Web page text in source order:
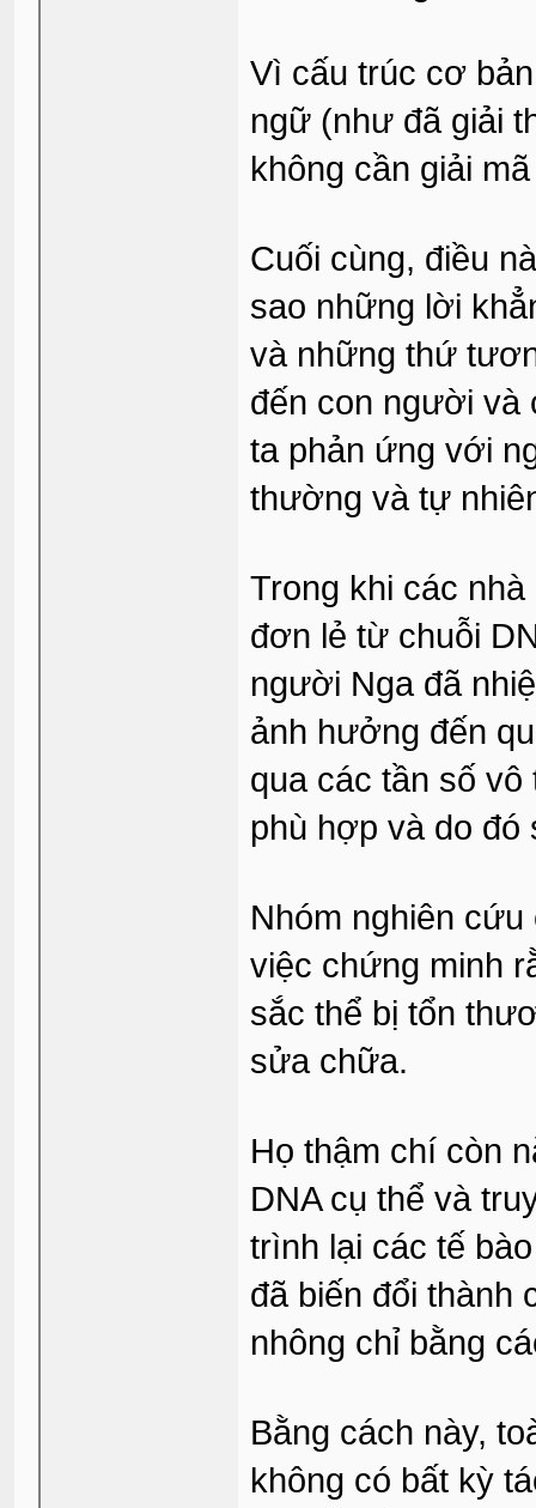
Vì cấu trúc cơ
ngữ (như đã giải
không cần giải
Cuối cùng, điều
sao những lời
và những thứ
đến con người và
ta phản ứng với
thường và tự
Trong khi các
đơn lẻ từ chuỗi
người Nga đã
ảnh hưởng đến
qua các tần số
phù hợp và do đó
Nhóm nghiên
việc chứng minh
sắc thể bị tổn
sửa chữa.
Họ thậm chí còn
DNA cụ thể và
trình lại các tế
đã biến đổi thành
nhông chỉ bằng
Bằng cách này,
không có bất kỳ